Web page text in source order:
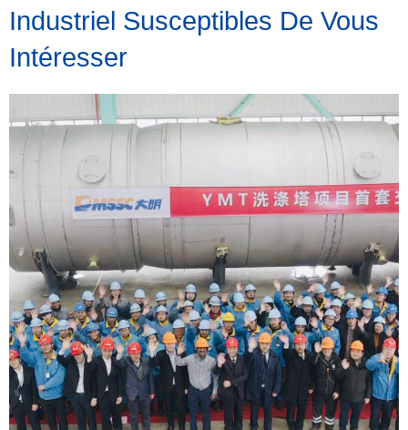
Industriel Susceptibles De Vous
Intéresser